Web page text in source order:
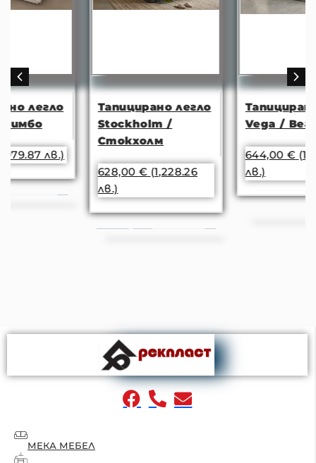
Тапицирано легло
Stockholm /
Стокхолм
(1,228.26
Тапицирано легло
Vega / Вега
€
(1,259.55
лв.)
МЕКА МЕБЕЛ